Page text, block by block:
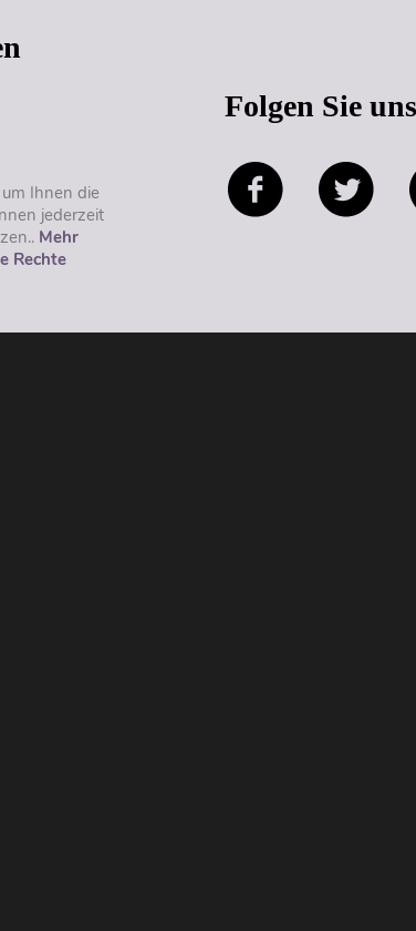
Ihnen die
jederzeit
Mehr
Rechte
Folgen Sie